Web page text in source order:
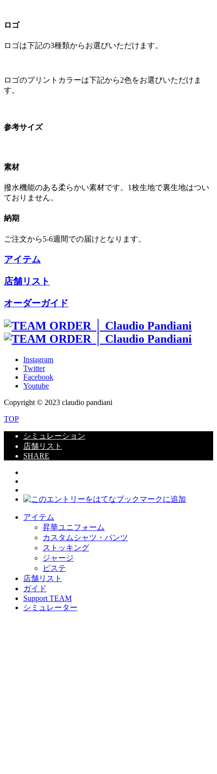
ロゴ
ロゴは下記の3種類からお選びいただけます。
ロゴのプリントカラーは下記から2色をお選びいただけま
す。
参考サイズ
素材
撥水機能のある柔らかい素材です。1枚生地で裏生地はつい
ておりません。
納期
ご注文から5-6週間での届けとなります。
アイテム
店舗リスト
オーダーガイド
Instagram
Twitter
Facebook
Youtube
Copyright © 2023 claudio pandiani
TOP
シミュレーション
店舗リスト
SHARE
アイテム
昇華ユニフォーム
カスタムシャツ・パンツ
ストッキング
ジャージ
ピステ
店舗リスト
ガイド
Support TEAM
シミュレーター